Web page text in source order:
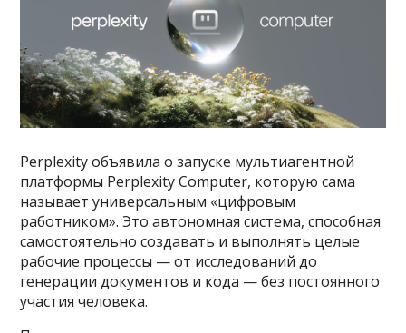
Perplexity объявила о запуске мультиагентной
платформы Perplexity Computer, которую сама
называет универсальным «цифровым
работником». Это автономная система, способная
самостоятельно создавать и выполнять целые
рабочие процессы — от исследований до
генерации документов и кода — без постоянного
участия человека.